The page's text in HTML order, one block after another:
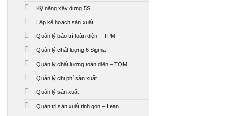
Kỹ năng xây dựng 5S
Lập kế hoạch sản xuất
Quản lý bảo trì toàn diện – TPM
Quản lý chất lượng 6 Sigma
Quản lý chất lượng toàn diện – TQM
Quản lý chi phí sản xuất
Quản lý sản xuất
Quản trị sản xuất tinh gọn – Lean